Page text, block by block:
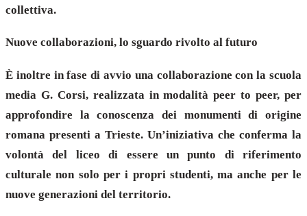
collettiva.
Nuove collaborazioni, lo sguardo rivolto al futuro
È inoltre in fase di avvio una collaborazione con la scuola
media G. Corsi, realizzata in modalità peer to peer, per
approfondire la conoscenza dei monumenti di origine
romana presenti a Trieste. Un’iniziativa che conferma la
volontà del liceo di essere un punto di riferimento
culturale non solo per i propri studenti, ma anche per le
nuove generazioni del territorio.